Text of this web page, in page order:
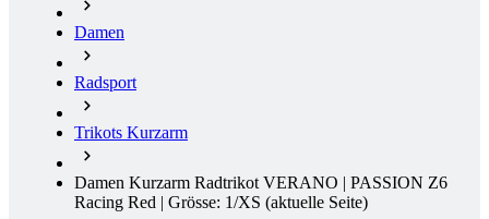
Trikots Kurzarm
Damen Kurzarm Radtrikot VERANO | PASSION Z6
Racing Red | Grösse: 1/XS
Hochsommer